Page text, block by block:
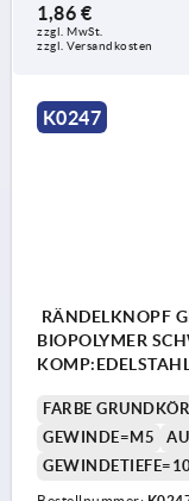
1,86 €
zzgl. MwSt.
zzgl. Versandkosten
K0247
RÄNDELKNOPF
BIOPOLYMER
FARBE
GEWINDE=M5